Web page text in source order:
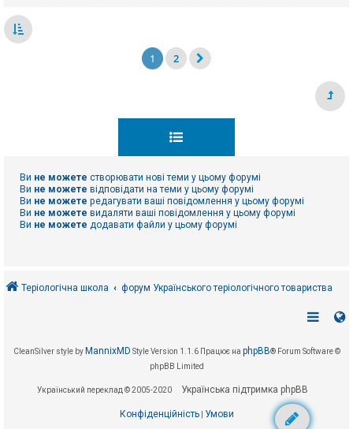
1 2
Ви не можете створювати нові теми у цьому форумі
Ви не можете відповідати на теми у цьому форумі
Ви не можете редагувати ваші повідомлення у цьому форумі
Ви не можете видаляти ваші повідомлення у цьому форумі
Ви не можете додавати файли у цьому форумі
Теріологічна школа форум Українського теріологічного товариства
CleanSilver style by MannixMD Style Version 1.1.6 Працює на phpBB® Forum Software ©
phpBB Limited
Український переклад © 2005-2020 Українська підтримка phpBB
Конфіденційність| Умови